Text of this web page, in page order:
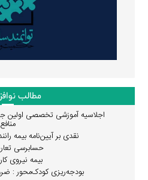
مطالب
اجلاسیه آموزشی تخصصی اولین
منافع
نقدی بر آیین‌نامه بیمه
حسابرسی
بیمه نیروی
بودجه‌ریزی کودک‌محور :